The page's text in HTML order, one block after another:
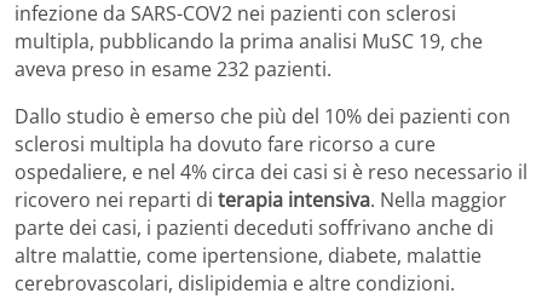
infezione da SARS-COV2 nei pazienti con sclerosi
multipla, pubblicando la prima analisi MuSC 19, che
aveva preso in esame 232 pazienti.
Dallo studio è emerso che più del 10% dei pazienti con
sclerosi multipla ha dovuto fare ricorso a cure
ospedaliere, e nel 4% circa dei casi si è reso necessario il
ricovero nei reparti di terapia intensiva. Nella maggior
parte dei casi, i pazienti deceduti soffrivano anche di
altre malattie, come ipertensione, diabete, malattie
cerebrovascolari, dislipidemia e altre condizioni.